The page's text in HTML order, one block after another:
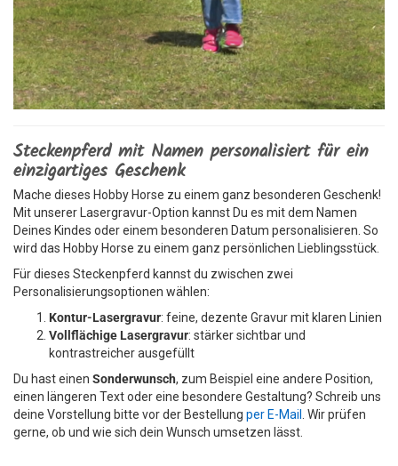
Steckenpferd mit Namen personalisiert für ein
einzigartiges Geschenk
Mache dieses Hobby Horse zu einem ganz besonderen Geschenk!
Mit unserer Lasergravur-Option kannst Du es mit dem Namen
Deines Kindes oder einem besonderen Datum personalisieren. So
wird das Hobby Horse zu einem ganz persönlichen Lieblingsstück.
Für dieses Steckenpferd kannst du zwischen zwei
Personalisierungsoptionen wählen:
Kontur-Lasergravur: feine, dezente Gravur mit klaren Linien
Vollflächige Lasergravur: stärker sichtbar und
kontrastreicher ausgefüllt
Du hast einen Sonderwunsch, zum Beispiel eine andere Position,
einen längeren Text oder eine besondere Gestaltung? Schreib uns
deine Vorstellung bitte vor der Bestellung per E-Mail
. Wir prüfen
gerne, ob und wie sich dein Wunsch umsetzen lässt.